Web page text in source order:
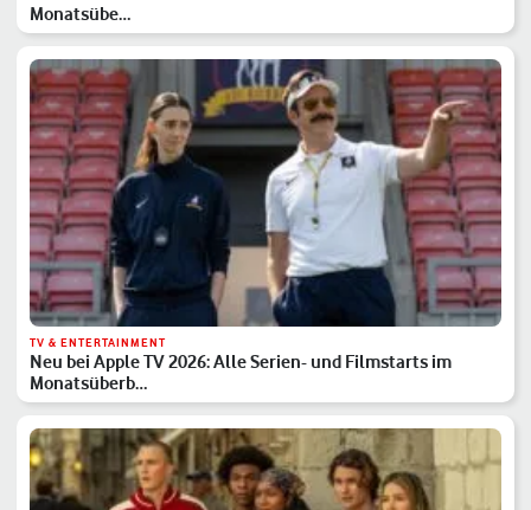
Monatsübe…
TV & ENTERTAINMENT
Neu bei Apple TV 2026: Alle Serien- und Filmstarts im
Monatsüberb…